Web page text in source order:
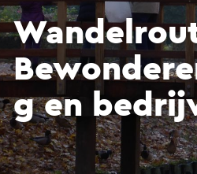
g en